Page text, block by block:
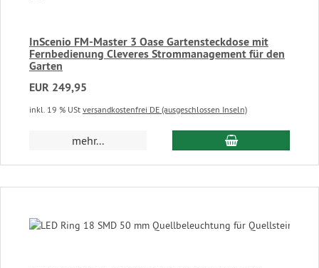
InScenio FM-Master 3 Oase Gartensteckdose mit
Fernbedienung Cleveres Strommanagement für den
Garten
EUR 249,95
inkl. 19 % USt versandkostenfrei DE (ausgeschlossen Inseln)
mehr... In den